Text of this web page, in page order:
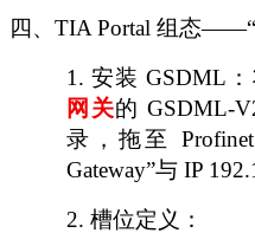
四、 TIA Portal 组态
1.安装 GSDML
网关的 GSDML-
录，拖至
Gateway”与 IP
2. 槽位定义：